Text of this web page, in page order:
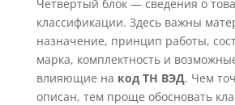
Четвертый блок — сведения о
классификации. Здесь важны
назначение, принцип работы,
марка, комплектность и
влияющие на код ТН ВЭД. Чем
описан, тем проще обосновать